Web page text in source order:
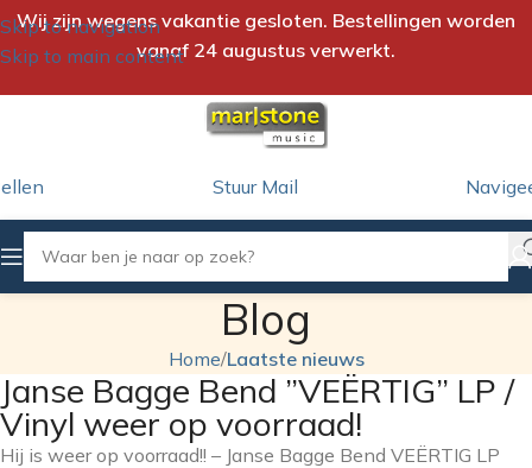
Skip to navigation
Skip to main content
Wij zijn wegens vakantie gesloten. Bestellingen worden
vanaf 24 augustus verwerkt.
Stuur Mail
Blog
Home/Laatste nieuws
Janse Bagge Bend ”VEËRTIG” LP /
Vinyl weer op voorraad!
Hij is weer op voorraad!! – Janse Bagge Bend VEËRTIG LP